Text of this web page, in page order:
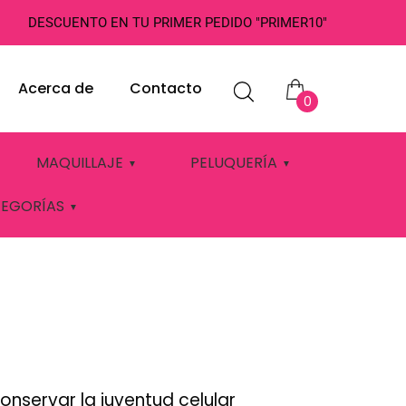
DESCUENTO EN TU PRIMER PEDIDO "PRIMER10"
0
Acerca de Contacto
MAQUILLAJE PELUQUERÍA
COSMETICA
la juventud celular